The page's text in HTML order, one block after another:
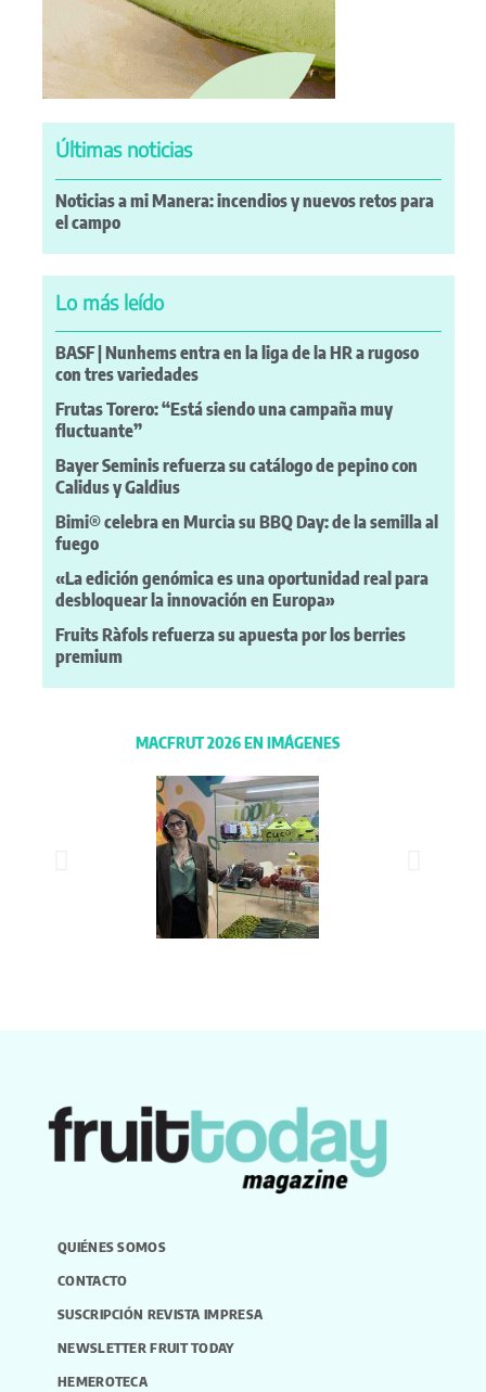
Últimas noticias
Noticias a mi Manera: incendios y nuevos retos para
el campo
Lo más leído
BASF | Nunhems entra en la liga de la HR a rugoso
con tres variedades
Frutas Torero: “Está siendo una campaña muy
fluctuante”
Bayer Seminis refuerza su catálogo de pepino con
Calidus y Galdius
Bimi® celebra en Murcia su BBQ Day: de la semilla al
fuego
«La edición genómica es una oportunidad real para
desbloquear la innovación en Europa»
Fruits Ràfols refuerza su apuesta por los berries
premium
MACFRUT 2026 EN IMÁGENES
QUIÉNES SOMOS
CONTACTO
SUSCRIPCIÓN REVISTA IMPRESA
NEWSLETTER FRUIT TODAY
HEMEROTECA